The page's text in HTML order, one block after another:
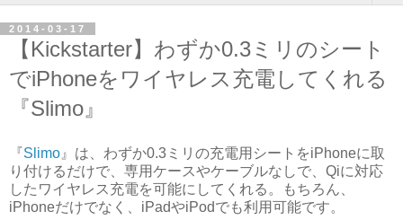
2014-03-17
【Kickstarter】わずか0.3ミリのシート
でiPhoneをワイヤレス充電してくれる
『Slimo』
『Slimo 』は、わずか0.3ミリの充電用シートをiPhoneに取
り付けるだけで、専用ケースやケーブルなしで、Qiに対応
したワイヤレス充電を可能にしてくれる。もちろん、
iPhoneだけでなく、iPadやiPodでも利用可能です。